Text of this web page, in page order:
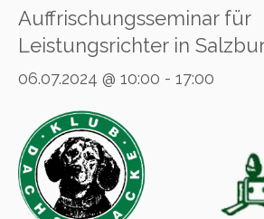
Auffrischungsseminar für
Leistungsrichter in
06.07.2024 @ 10:00 - 17:00